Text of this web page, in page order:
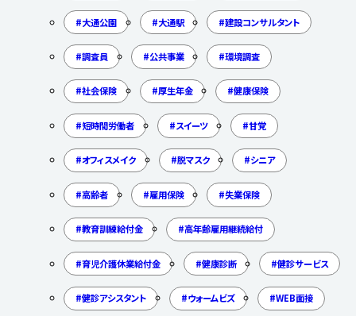
大通公園 大通駅 建設コンサルタント
調査員 公共事業 環境調査
社会保険 厚生年金 健康保険
短時間労働者 スイーツ 甘党
オフィスメイク 脱マスク シニア
高齢者 雇用保険 失業保険
教育訓練給付金 高年齢雇用継続給付
育児介護休業給付金 健康診断 健診サービス
健診アシスタント ウォームビズ WEB面接